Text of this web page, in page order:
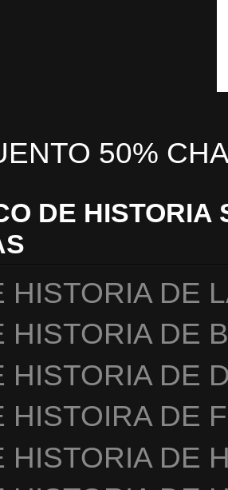
50%
DE HISTORIA
HISTORIA DE
HISTORIA DE
HISTORIA DE
HISTOIRA DE
HISTORIA DE